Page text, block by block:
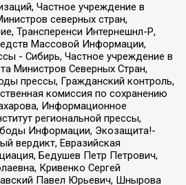
Частное учреждение в
северных стран,
Трансперенси Интернешнл-Р,
Массовой Информации,
- Сибирь, Частное учреждение в
Министров Северных Стран,
прессы, Гражданский контроль,
комиссия по сохранению
Информационное
региональной прессы,
Информации, Экозащита!-
вердикт, Евразийская
Бедушев Петр Петрович,
Кривенко Сергей
Павел Юрьевич, Шнырова